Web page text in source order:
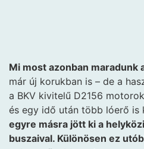
Mi most azonban maradunk
már új korukban is – de a
a BKV kivitelű D2156
és egy idő után több lóerő is
egyre másra jött ki a
buszaival. Különösen ez